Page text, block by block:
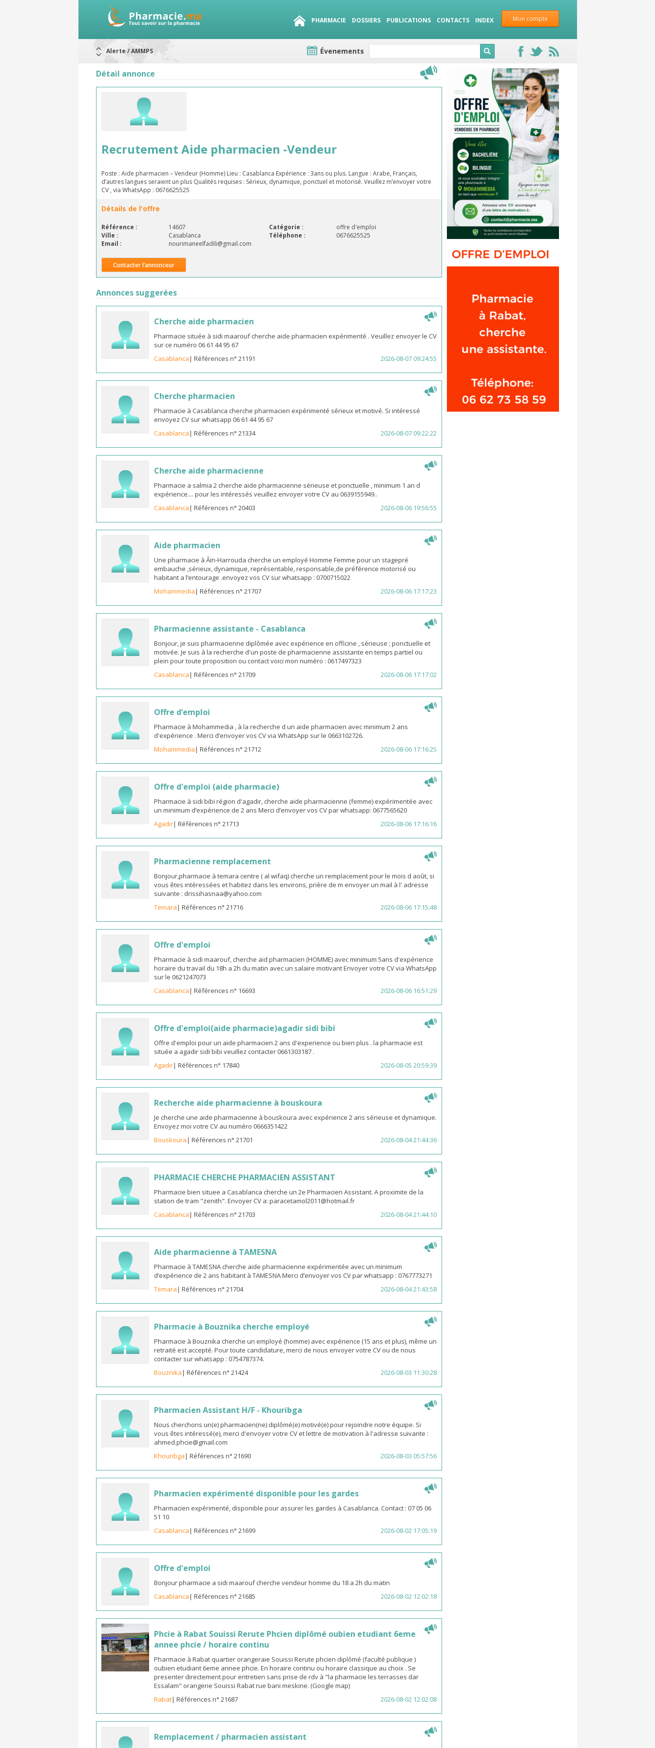
Mon compte
PHARMACIE DOSSIERS PUBLICATIONS CONTACTS INDEX
Alerte / AMMPS
ARRÊT DE COMMERCIALISATION
Rappel de lots : préparations lactées
Évenements
Détail annonce
Recrutement Aide pharmacien -Vendeur
Poste : Aide pharmacien – Vendeur (Homme) Lieu : Casablanca Expérience : 3ans ou plus. Langue : Arabe, Français,
d’autres langues seraient un plus Qualités requises : Sérieux, dynamique, ponctuel et motorisé. Veuillez m’envoyer votre
CV , via WhatsApp : 0676625525
Détails de l'offre
Référence : 14607 Catégorie :
offre d'emploi
Ville :
Casablanca Téléphone :
0676625525
Email :
nourimaneelfadili@gmail.com
Contacter l’annonceur
Annonces suggerées
Cherche aide pharmacien
Pharmacie située à sidi maarouf cherche aide pharmacien expérimenté . Veuillez envoyer le CV
sur ce numéro 06 61 44 95 67
Casablanca| Références n° 21191 2026-08-07 09:24:55
Cherche pharmacien
Pharmacie à Casablanca cherche pharmacien expérimenté sérieux et motivé. Si intéressé
envoyez CV sur whatsapp 06 61 44 95 67
Casablanca| Références n° 21334 2026-08-07 09:22:22
Cherche aide pharmacienne
Pharmacie a salmia 2 cherche aide pharmacienne sérieuse et ponctuelle , minimum 1 an d
expérience.... pour les intéressés veuillez envoyer votre CV au 0639155949..
Casablanca| Références n° 20403 2026-08-06 19:56:55
Aide pharmacien
Une pharmacie à Âïn-Harrouda cherche un employé Homme Femme pour un stagepré
embauche ,sérieux, dynamique, représentable, responsable,de préférence motorisé ou
habitant a l’entourage .envoyez vos CV sur whatsapp : 0700715022
Mohammedia| Références n° 21707 2026-08-06 17:17:23
Pharmacienne assistante - Casablanca
Bonjour, je suis pharmacienne diplômée avec expérience en officine , sérieuse ; ponctuelle et
motivée. Je suis à la recherche d'un poste de pharmacienne assistante en temps partiel ou
plein pour toute proposition ou contact voici mon numéro : 0617497323
Casablanca| Références n° 21709 2026-08-06 17:17:02
Offre d’emploi
Pharmacie à Mohammedia , à la recherche d un aide pharmacien avec minimum 2 ans
d'expérience . Merci d’envoyer vos CV via WhatsApp sur le 0663102726.
Mohammedia| Références n° 21712 2026-08-06 17:16:25
Offre d'emploi (aide pharmacie)
Pharmacie à sidi bibi région d'agadir, cherche aide pharmacienne (femme) expérimentée avec
un minimum d’expérience de 2 ans Merci d’envoyer vos CV par whatsapp: 0677565620
Agadir| Références n° 21713 2026-08-06 17:16:16
Pharmacienne remplacement
Bonjour,pharmacie à temara centre ( al wifaq) cherche un remplacement pour le mois d août, si
vous êtes intéressées et habitez dans les environs, prière de m envoyer un mail à l' adresse
suivante : drissihasnaa@yahoo.com
Temara| Références n° 21716 2026-08-06 17:15:48
Offre d'emploi
Pharmacie à sidi maarouf, cherche aid pharmacien (HOMME) avec minimum 5ans d'expérience
horaire du travail du 18h a 2h du matin avec un salaire motivant Envoyer votre CV via WhatsApp
sur le 0621247073
Casablanca| Références n° 16693 2026-08-06 16:51:29
Offre d'emploi(aide pharmacie)agadir sidi bibi
Offre d'emploi pour un aide pharmacien 2 ans d'experience ou bien plus . la pharmacie est
située a agadir sidi bibi veuillez contacter 0661303187 .
Agadir| Références n° 17840 2026-08-05 20:59:39
Recherche aide pharmacienne à bouskoura
Je cherche une aide pharmacienne à bouskoura avec expérience 2 ans sérieuse et dynamique.
Envoyez moi votre CV au numéro 0666351422
Bouskoura| Références n° 21701 2026-08-04 21:44:36
PHARMACIE CHERCHE PHARMACIEN ASSISTANT
Pharmacie bien situee a Casablanca cherche un 2e Pharmacien Assistant. A proximite de la
station de tram "zenith". Envoyer CV a: paracetamol2011@hotmail.fr
Casablanca| Références n° 21703 2026-08-04 21:44:10
Aide pharmacienne à TAMESNA
Pharmacie à TAMESNA cherche aide pharmacienne expérimentée avec un minimum
d’expérience de 2 ans habitant à TAMESNA Merci d’envoyer vos CV par whatsapp : 0767773271
Temara| Références n° 21704 2026-08-04 21:43:58
Pharmacie à Bouznika cherche employé
Pharmacie à Bouznika cherche un employé (homme) avec expérience (15 ans et plus), même un
retraité est accepté. Pour toute candidature, merci de nous envoyer votre CV ou de nous
contacter sur whatsapp : 0754787374.
Bouznika| Références n° 21424 2026-08-03 11:30:28
Pharmacien Assistant H/F - Khouribga
Nous cherchons un(e) pharmacien(ne) diplômé(e) motivé(e) pour rejoindre notre équipe. Si
vous êtes intéressé(e), merci d'envoyer votre CV et lettre de motivation à l'adresse suivante :
ahmed.phcie@gmail.com
Khouribga| Références n° 21690 2026-08-03 05:57:56
Pharmacien expérimenté disponible pour les gardes
Pharmacien expérimenté, disponible pour assurer les gardes à Casablanca. Contact : 07 05 06
51 10
Casablanca| Références n° 21699 2026-08-02 17:05:19
Offre d'emploi
Bonjour pharmacie a sidi maarouf cherche vendeur homme du 18 a 2h du matin
Casablanca| Références n° 21685 2026-08-02 12:02:18
Phcie à Rabat Souissi Rerute Phcien diplômé oubien etudiant 6eme
annee phcie / horaire continu
Pharmacie à Rabat quartier orangeraie Souissi Rerute phcien diplômé (faculté publique )
oubien etudiant 6eme annee phcie. En horaire continu ou horaire classique au choix . Se
presenter directement pour entretien sans prise de rdv à "la pharmacie les terrasses dar
Essalam" orangerie Souissi Rabat rue bani meskine. (Google map)
Rabat| Références n° 21687 2026-08-02 12:02:08
Remplacement / pharmacien assistant